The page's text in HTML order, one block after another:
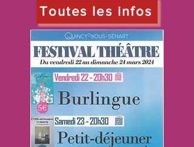
Toutes les infos